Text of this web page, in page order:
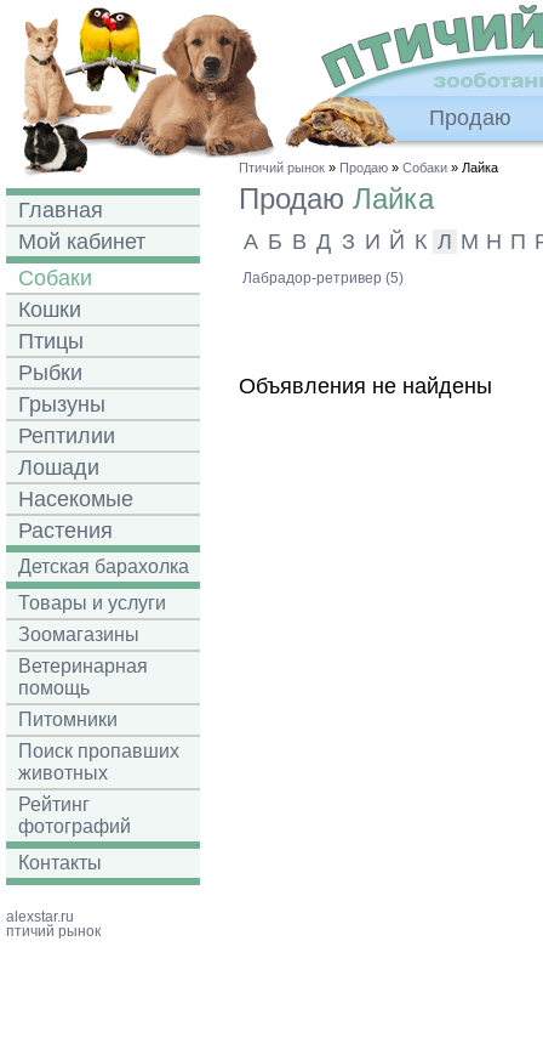
Продаю
Главная
Мой кабинет
Собаки
Кошки
Птицы
Рыбки
Грызуны
Рептилии
Лошади
Насекомые
Растения
Детская барахолка
Товары и услуги
Зоомагазины
Ветеринарная
помощь
Питомники
Поиск пропавших
животных
Рейтинг
фотографий
Контакты
Птичий рынок » Продаю » Собаки » Лайка
Продаю Лайка
А Б В Д З И Й К Л М Н П
Лабрадор-ретривер (5)
Объявления не найдены
alexstar.ru
птичий рынок